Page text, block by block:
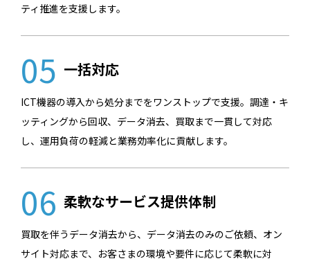
ティ推進を支援します。
05 一括対応
ICT機器の導入から処分までをワンストップで支援。調達・キ
ッティングから回収、データ消去、買取まで一貫して対応
し、運用負荷の軽減と業務効率化に貢献します。
06 柔軟なサービス提供体制
買取を伴うデータ消去から、データ消去のみのご依頼、オン
サイト対応まで、お客さまの環境や要件に応じて柔軟に対